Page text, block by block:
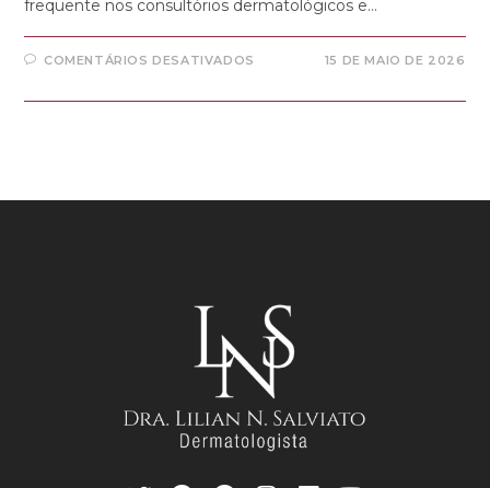
frequente nos consultórios dermatológicos e…
COMENTÁRIOS DESATIVADOS 15 DE MAIO DE 2026